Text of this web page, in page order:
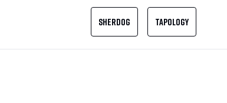
SHERDOG TAPOLOGY